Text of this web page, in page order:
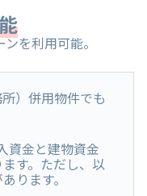
を利用可能。
）併用物件でも
資金と建物資金
す。ただし、以
ります。